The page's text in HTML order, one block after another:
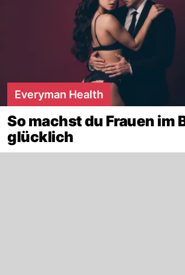
Everyman Health
So machst du Frauen im
glücklich